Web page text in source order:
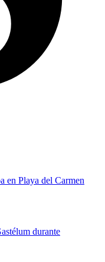
en Playa del Carmen
durante